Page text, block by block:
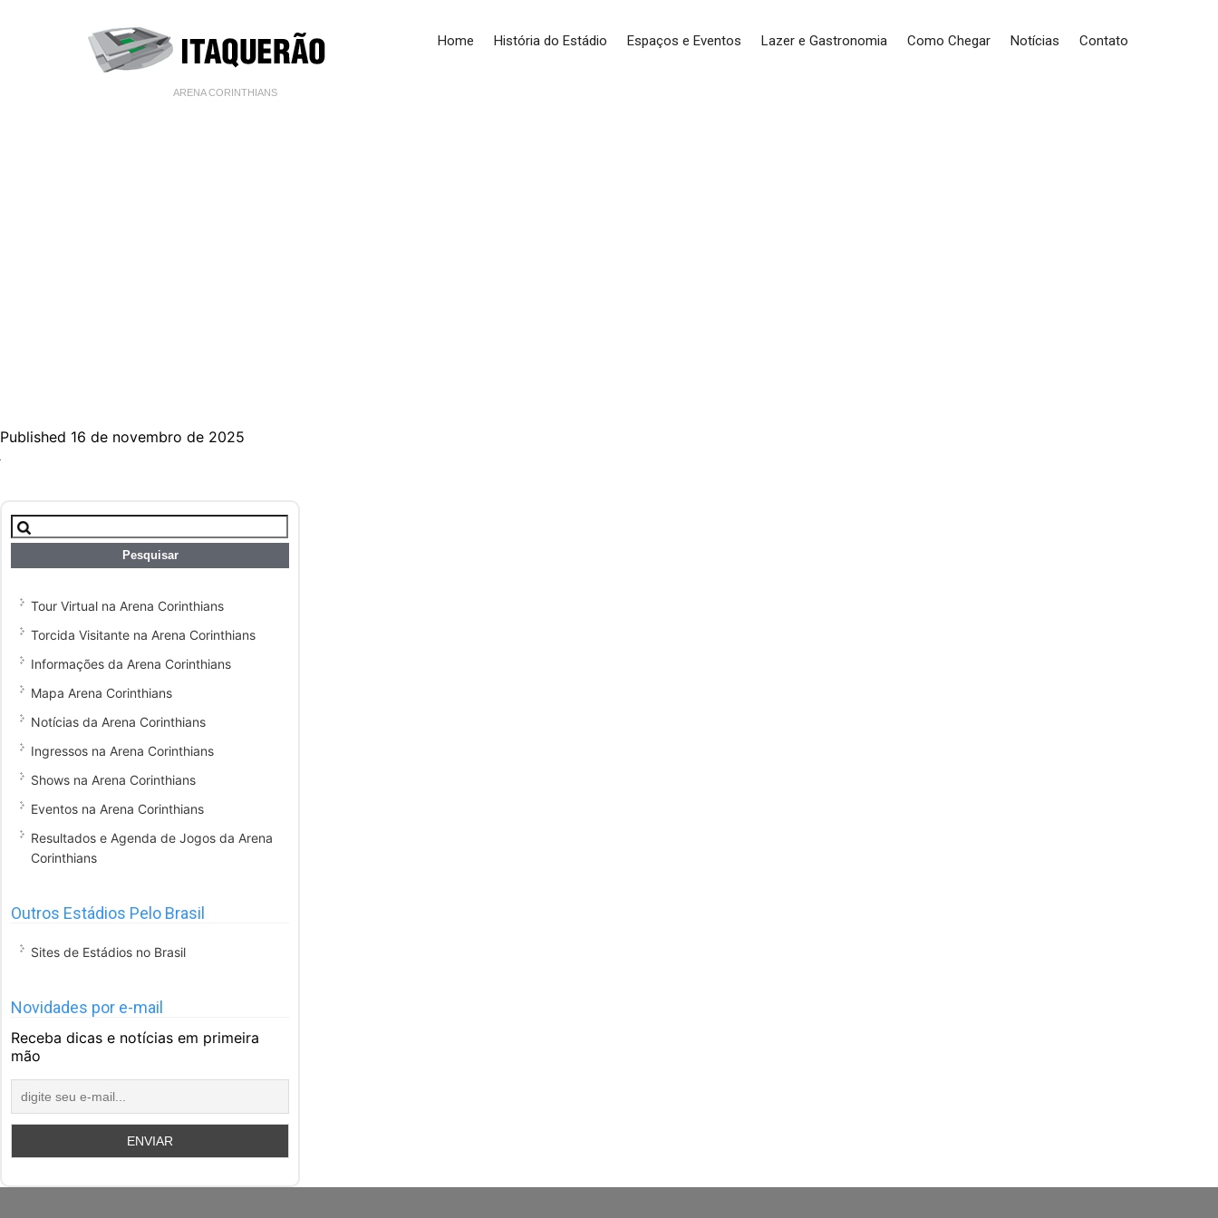
ARENA CORINTHIANS
Home História do Estádio Espaços e Eventos Lazer e Gastronomia Como Chegar Notícias Contato
Published 16 de novembro de 2025
Pesquisar
por:
Tour Virtual na Arena Corinthians
Torcida Visitante na Arena Corinthians
Informações da Arena Corinthians
Mapa Arena Corinthians
Notícias da Arena Corinthians
Ingressos na Arena Corinthians
Shows na Arena Corinthians
Eventos na Arena Corinthians
Resultados e Agenda de Jogos da Arena
Corinthians
Outros Estádios Pelo Brasil
Sites de Estádios no Brasil
Novidades por e-mail
Receba dicas e notícias em primeira
mão